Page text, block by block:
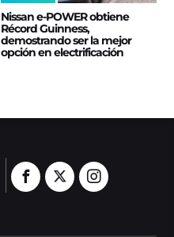
Nissan e‑POWER obtiene
Récord Guinness,
demostrando ser la mejor
opción en electrificación